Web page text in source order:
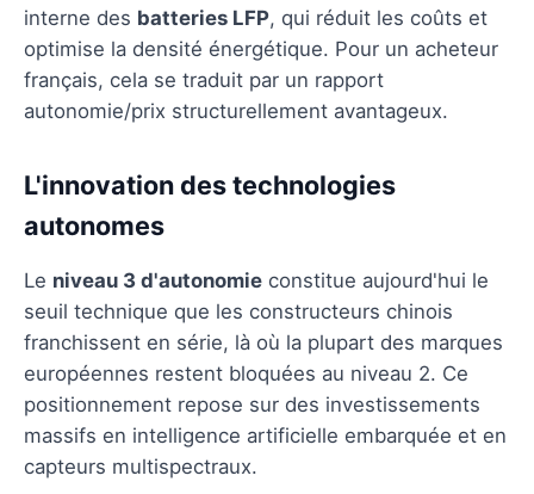
interne des batteries LFP, qui réduit les coûts et
optimise la densité énergétique. Pour un acheteur
français, cela se traduit par un rapport
autonomie/prix structurellement avantageux.
L'innovation des technologies
autonomes
Le niveau 3 d'autonomie constitue aujourd'hui le
seuil technique que les constructeurs chinois
franchissent en série, là où la plupart des marques
européennes restent bloquées au niveau 2. Ce
positionnement repose sur des investissements
massifs en intelligence artificielle embarquée et en
capteurs multispectraux.